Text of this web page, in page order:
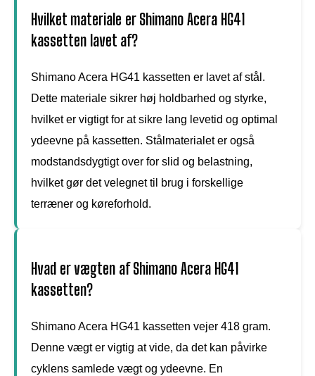
Hvilket materiale er Shimano Acera HG41
kassetten lavet af?
Shimano Acera HG41 kassetten er lavet af stål.
Dette materiale sikrer høj holdbarhed og styrke,
hvilket er vigtigt for at sikre lang levetid og optimal
ydeevne på kassetten. Stålmaterialet er også
modstandsdygtigt over for slid og belastning,
hvilket gør det velegnet til brug i forskellige
terræner og køreforhold.
Hvad er vægten af Shimano Acera HG41
kassetten?
Shimano Acera HG41 kassetten vejer 418 gram.
Denne vægt er vigtig at vide, da det kan påvirke
cyklens samlede vægt og ydeevne. En